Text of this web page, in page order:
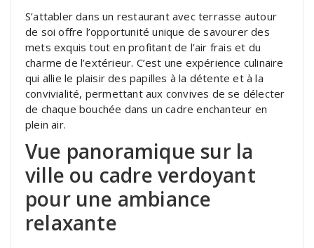
S’attabler dans un restaurant avec terrasse autour
de soi offre l’opportunité unique de savourer des
mets exquis tout en profitant de l’air frais et du
charme de l’extérieur. C’est une expérience culinaire
qui allie le plaisir des papilles à la détente et à la
convivialité, permettant aux convives de se délecter
de chaque bouchée dans un cadre enchanteur en
plein air.
Vue panoramique sur la
ville ou cadre verdoyant
pour une ambiance
relaxante